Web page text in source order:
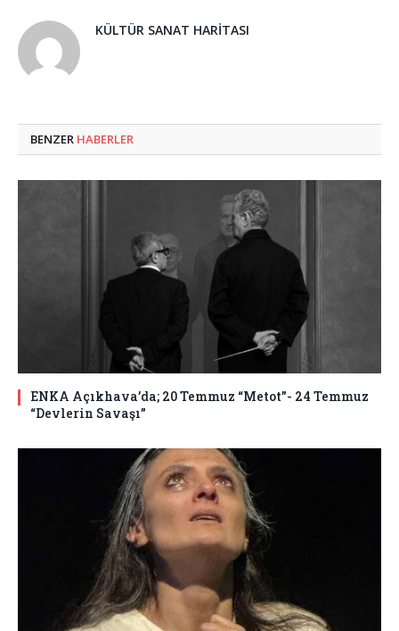
KÜLTÜR SANAT HARITASI
BENZER HABERLER
ENKA Açıkhava’da; 20 Temmuz “Metot”- 24 Temmuz
“Devlerin Savaşı”